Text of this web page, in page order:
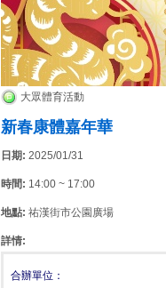
大眾體育活動
新春康體嘉年華
日期: 2025/01/31
時間: 14:00 ~ 17:00
地點: 祐漢街市公園廣場
詳情:
合辦單位：